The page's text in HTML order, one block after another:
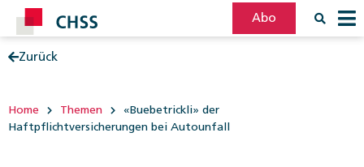
Abo
Zurück
Home Themen
«Buebetrickli» der
Haftpflichtversicherungen bei Autounfall